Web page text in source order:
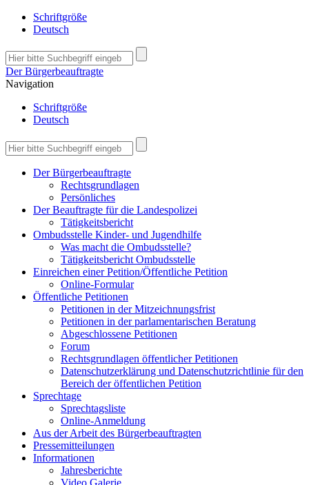
Schriftgröße
Deutsch
Der Bürgerbeauftragte
Navigation
Schriftgröße
Deutsch
Der Bürgerbeauftragte
Rechtsgrundlagen
Persönliches
Der Beauftragte für die Landespolizei
Tätigkeitsbericht
Ombudsstelle Kinder- und Jugendhilfe
Was macht die Ombudsstelle?
Tätigkeitsbericht Ombudsstelle
Einreichen einer Petition/Öffentliche Petition
Online-Formular
Öffentliche Petitionen
Petitionen in der Mitzeichnungsfrist
Petitionen in der parlamentarischen Beratung
Abgeschlossene Petitionen
Forum
Rechtsgrundlagen öffentlicher Petitionen
Datenschutzerklärung und Datenschutzrichtlinie für den
Bereich der öffentlichen Petition
Sprechtage
Sprechtagsliste
Online-Anmeldung
Aus der Arbeit des Bürgerbeauftragten
Pressemitteilungen
Informationen
Jahresberichte
Video Galerie